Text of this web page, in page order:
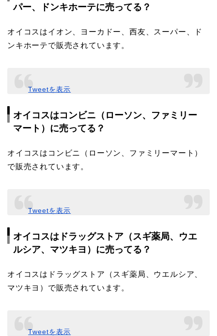
パー、ドンキホーテに売ってる？
オイコスはイオン、ヨーカドー、西友、スーパー、ド
ンキホーテで販売されています。
Tweetを表示
オイコスはコンビニ（ローソン、ファミリー
マート）に売ってる？
オイコスはコンビニ（ローソン、ファミリーマート）
で販売されています。
Tweetを表示
オイコスはドラッグストア（スギ薬局、ウエ
ルシア、マツキヨ）に売ってる？
オイコスはドラッグストア（スギ薬局、ウエルシア、
マツキヨ）で販売されています。
Tweetを表示